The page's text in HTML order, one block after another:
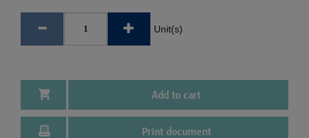
Unit(s)
Add to cart
Print document